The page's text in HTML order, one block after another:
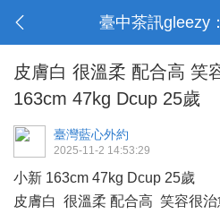
臺中茶訊gleezy
皮膚白 很溫柔 配合高 笑
163cm 47kg Dcup 25歲
臺灣藍心外約
2025-11-2 14:53:29
小新 163cm 47kg Dcup 25歲
皮膚白 很溫柔 配合高 笑容很治